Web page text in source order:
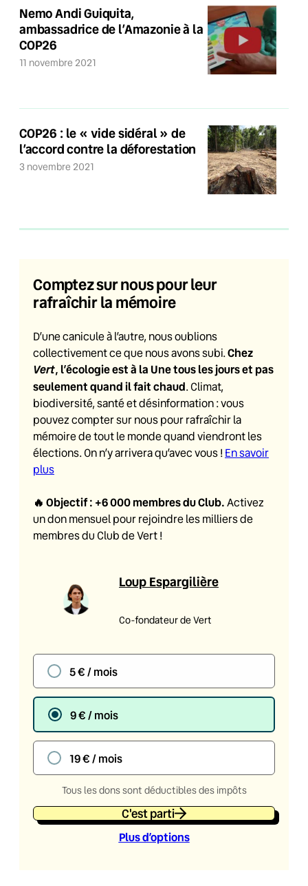
Nemo Andi Guiquita,
ambassadrice de l’Amazonie à la
COP26
11 novembre 2021
COP26 : le « vide sidéral » de
l’accord contre la déforestation
3 novembre 2021
Comptez sur nous pour leur
rafraîchir la mémoire
D’une canicule à l’autre, nous oublions
collectivement ce que nous avons subi.Chez
Vert, l’écologie est à la Une tous les jours et pas
seulement quand il fait chaud. Climat,
biodiversité, santé et désinformation : vous
pouvez compter sur nous pour rafraîchir la
mémoire de tout le monde quand viendront les
élections. On n’y arrivera qu’avec vous ! En savoir
plus
🔥 Objectif : +6 000 membres du Club. Activez
un don mensuel pour rejoindre les milliers de
membres du Club de Vert !
Loup Espargilière
Co-fondateur de Vert
5 € / mois
9 € / mois
19 € / mois
Tous les dons sont déductibles des impôts
C'est parti
Plus d’options